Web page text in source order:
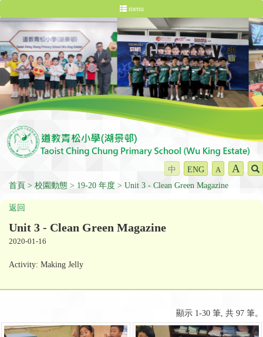
menu
中 ENG A A
首頁 校園動態 19-20 年度 Unit 3 - Clean Green Magazine
返回
Unit 3 - Clean Green Magazine
2020-01-16
Activity: Making Jelly
顯示 1-30 筆, 共 97 筆。